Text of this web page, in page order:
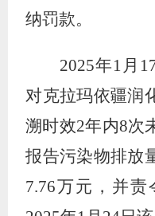
纳罚款。
2025年1 月
对克拉玛依疆润
溯时效2年内8次
报告污染物排放
7.76万元，并责